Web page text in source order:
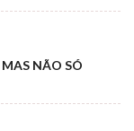
NÃO SÓ